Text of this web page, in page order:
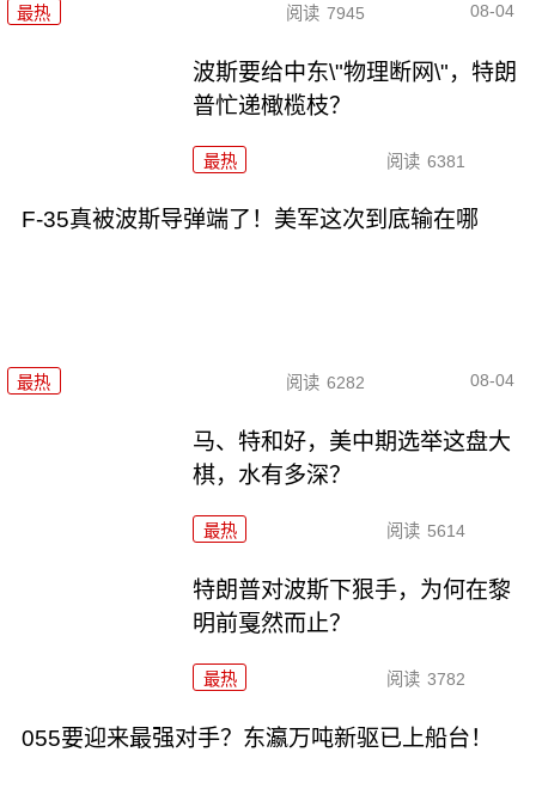
最热 阅读 7945 08-04
波斯要给中东\"物理断网\"，特朗
普忙递橄榄枝？
最热 阅读 6381
F-35真被波斯导弹端了！美军这次到底输在哪
最热 阅读 6282 08-04
马、特和好，美中期选举这盘大
棋，水有多深？
最热 阅读 5614
特朗普对波斯下狠手，为何在黎
明前戛然而止？
最热 阅读 3782
055要迎来最强对手？东瀛万吨新驱已上船台！